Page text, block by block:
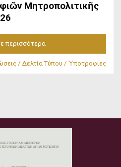
Μητροπολιτικῆς
περισσότερα
/ Δελτία Τύπου / Ὑποτροφίες